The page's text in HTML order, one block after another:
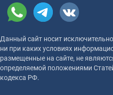
Данный сайт носит
ни при каких условиях
размещенные на сайте, не
определяемой положениями
кодекса РФ.